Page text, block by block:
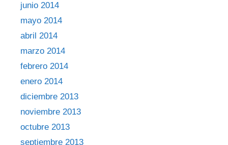
junio 2014
mayo 2014
abril 2014
marzo 2014
febrero 2014
enero 2014
diciembre 2013
noviembre 2013
octubre 2013
septiembre 2013